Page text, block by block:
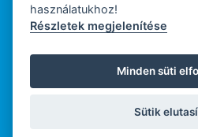
WEBDESIGN
használatukhoz!
Részletek megjelenítése
Minden süti
Sütik